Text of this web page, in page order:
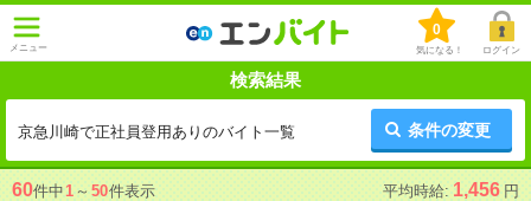
メニュー
0
気になる！ ログイン
検索結果
京急川崎で正社員登用ありのバイト一覧 条件の変更
60件中1 ～ 50件表示 平均時給: 1,456 円